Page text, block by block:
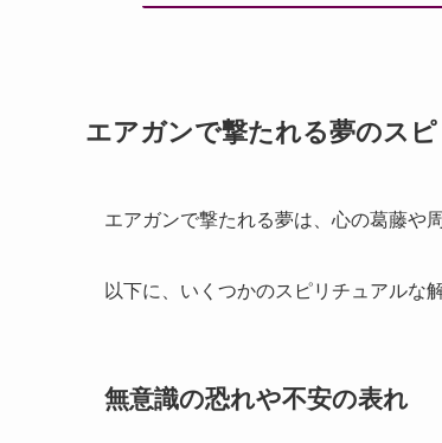
エアガンで撃たれる夢のス
エアガンで撃たれる夢は、心の葛藤や
以下に、いくつかのスピリチュアルな
無意識の恐れや不安の表れ